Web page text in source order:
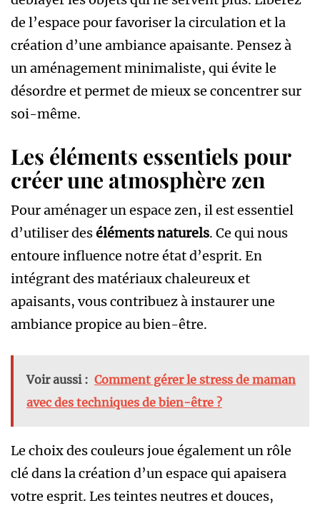
de l’espace pour favoriser la circulation et la
création d’une ambiance apaisante. Pensez à
un aménagement minimaliste, qui évite le
désordre et permet de mieux se concentrer sur
soi-même.
Les éléments essentiels pour
créer une atmosphère zen
Pour aménager un espace zen, il est essentiel
d’utiliser deséléments naturels. Ce qui nous
entoure influence notre état d’esprit. En
intégrant des matériaux chaleureux et
apaisants, vous contribuez à instaurer une
ambiance propice au bien-être.
Voir aussi : Comment gérer le stress de maman
avec des techniques de bien-être ?
Le choix des couleurs joue également un rôle
clé dans la création d’un espace qui apaisera
votre esprit. Les teintes neutres et douces,